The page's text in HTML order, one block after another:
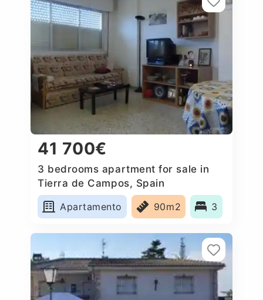
41 700€
3 bedrooms apartment for sale in
Tierra de Campos, Spain
Apartamento
90m2 3